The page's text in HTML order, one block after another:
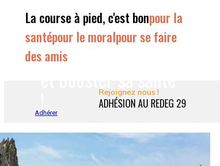
Courir à son
rythme
Une ambiance
La course à pied, c'est bonpour la
santépour le moralpour se faire
des amis
Rejoignez nous !
ADHÉSION AU REDEG 29
Adhérer